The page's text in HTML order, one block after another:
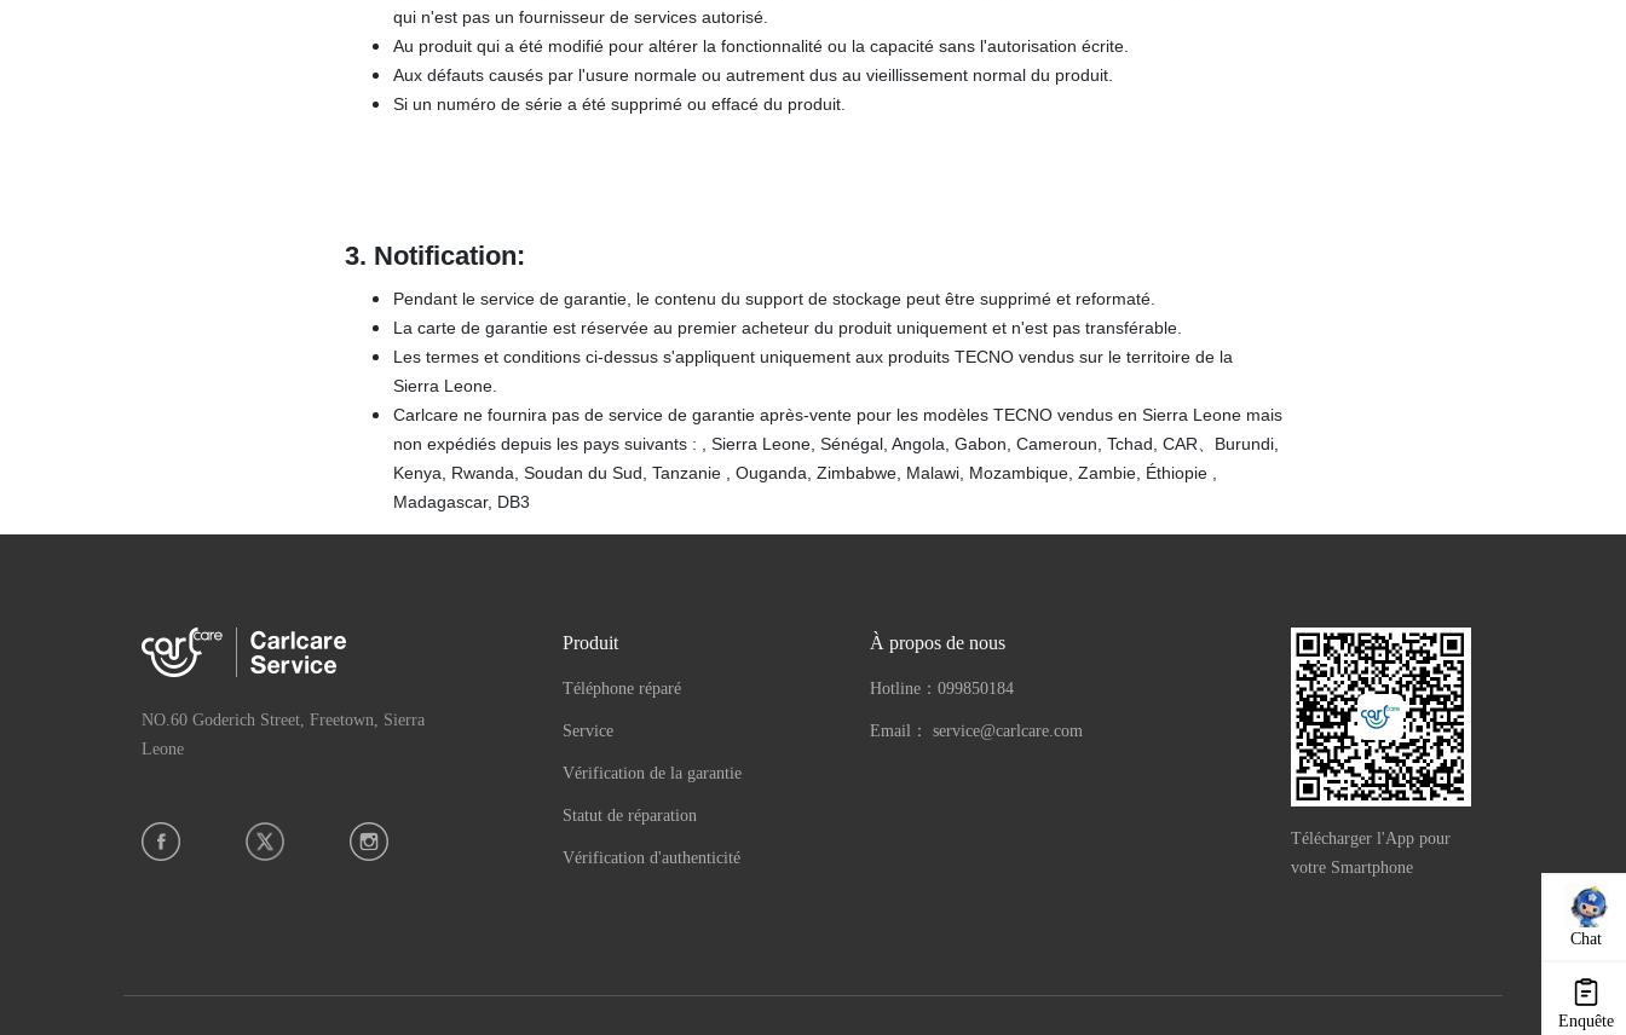
qui n'est pas un fournisseur de services autorisé.
Au produit qui a été modifié pour altérer la fonctionnalité ou la capacité sans l'autorisation écrite.
Aux défauts causés par l'usure normale ou autrement dus au vieillissement normal du produit.
Si un numéro de série a été supprimé ou effacé du produit.
3. Notification:
Pendant le service de garantie, le contenu du support de stockage peut être supprimé et reformaté.
La carte de garantie est réservée au premier acheteur du produit uniquement et n'est pas transférable.
Les termes et conditions ci-dessus s'appliquent uniquement aux produits TECNO vendus sur le territoire de la
Sierra Leone.
Carlcare ne fournira pas de service de garantie après-vente pour les modèles TECNO vendus en Sierra Leone mais
non expédiés depuis les pays suivants : , Sierra Leone, Sénégal, Angola, Gabon, Cameroun, Tchad, CAR、Burundi,
Kenya, Rwanda, Soudan du Sud, Tanzanie , Ouganda, Zimbabwe, Malawi, Mozambique, Zambie, Éthiopie ,
Madagascar, DB3
Chat
Enquête
NO.60 Goderich Street, Freetown, Sierra
Leone
Produit
Téléphone réparé
Service
Vérification de la garantie
Statut de réparation
Vérification d'authenticité
À propos de nous
Hotline： 099850184
Email： service@carlcare.com
Télécharger l'App pour
votre Smartphone